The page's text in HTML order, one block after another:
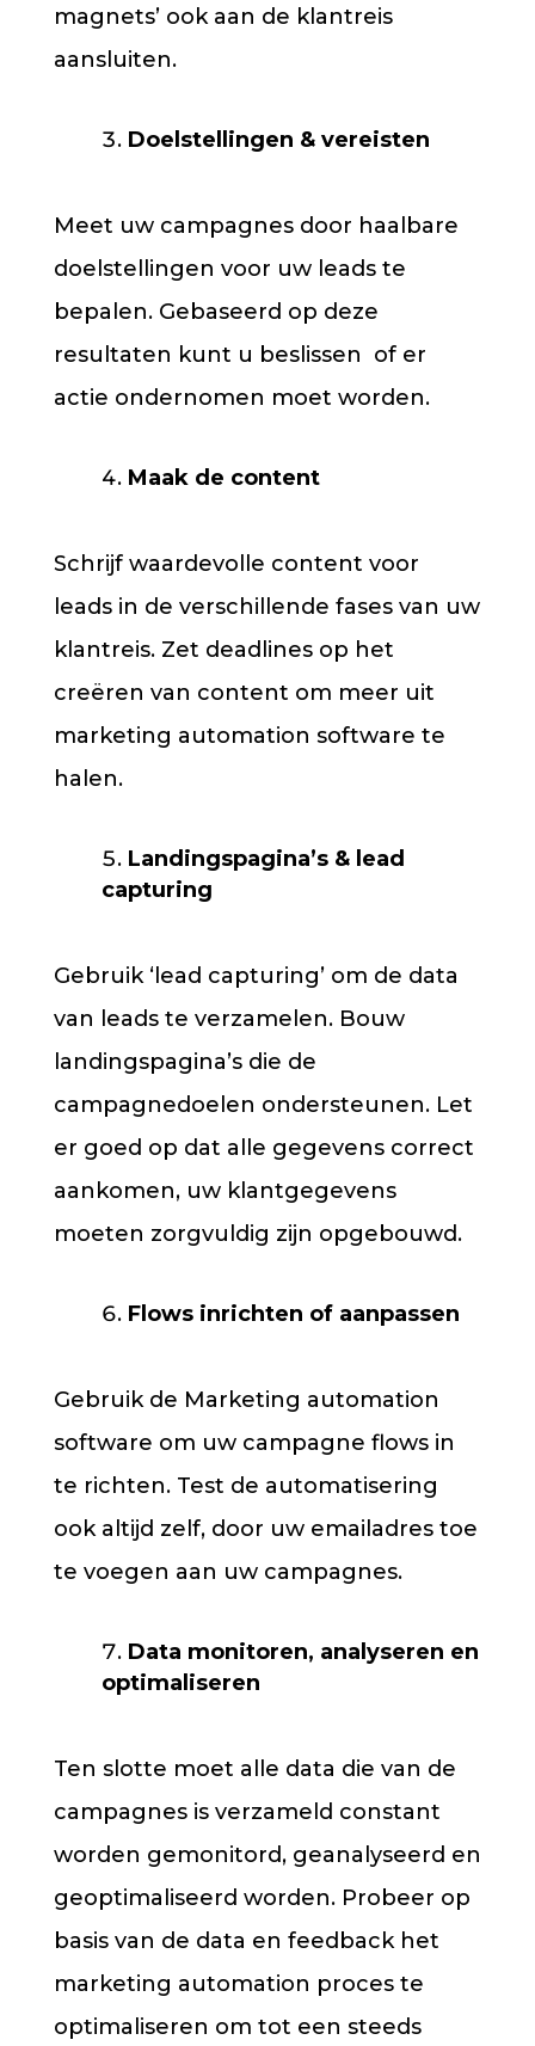
magnets’ ook aan de klantreis
aansluiten.
Doelstellingen & vereisten
Meet uw campagnes door haalbare
doelstellingen voor uw leads te
bepalen. Gebaseerd op deze
resultaten kunt u beslissen of er
actie ondernomen moet worden.
Maak de content
Schrijf waardevolle content voor
leads in de verschillende fases van uw
klantreis. Zet deadlines op het
creëren van content om meer uit
marketing automation software te
halen.
Landingspagina’s & lead
capturing
Gebruik ‘lead capturing’ om de data
van leads te verzamelen. Bouw
landingspagina’s die de
campagnedoelen ondersteunen. Let
er goed op dat alle gegevens correct
aankomen, uw klantgegevens
moeten zorgvuldig zijn opgebouwd.
Flows inrichten of aanpassen
Gebruik de Marketing automation
software om uw campagne flows in
te richten. Test de automatisering
ook altijd zelf, door uw emailadres toe
te voegen aan uw campagnes.
Data monitoren, analyseren en
optimaliseren
Ten slotte moet alle data die van de
campagnes is verzameld constant
worden gemonitord, geanalyseerd en
geoptimaliseerd worden. Probeer op
basis van de data en feedback het
marketing automation proces te
optimaliseren om tot een steeds